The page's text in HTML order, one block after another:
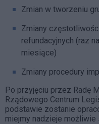
Zmian w tworzeniu
Zmiany
refundacyjnych (raz
miesiące)
Zmiany procedury
Po przyjęciu przez Radę
Rządowego Centrum
podstawie zostanie
miejmy nadzieje możliwie